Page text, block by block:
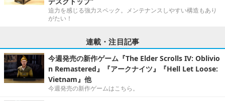
迫力を感じる強力スペック。メンテナンスしやすい構造もあり
がたい！
連載・注目記事
今週発売の新作ゲーム『The Elder Scrolls IV: Oblivio
n Remastered』『アークナイツ』『Hell Let Loose:
Vietnam』他
今週発売の新作ゲームはこちら。